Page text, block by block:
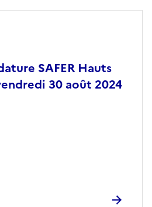
SAFER Hauts
30 août 2024